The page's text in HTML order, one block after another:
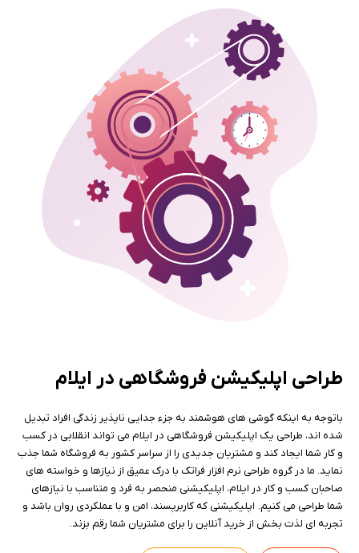
طراحی اپلیکیشن فروشگاهی در ایلام
باتوجه به اینکه گوشی های هوشمند به جزء جدایی ناپذیر زندگی افراد تبدیل
شده اند، طراحی یک اپلیکیشن فروشگاهی در ایلام می تواند انقلابی در کسب
و کار شما ایجاد کند و مشتریان جدیدی را از سراسر کشور به فروشگاه شما جذب
نماید. ما در گروه طراحی نرم افزار فراتک با درک عمیق از نیازها و خواسته های
صاحبان کسب و کار در ایلام، اپلیکیشنی منحصر به فرد و متناسب با نیازهای
شما طراحی می کنیم. اپلیکیشنی که کاربرپسند، امن و با عملکردی روان باشد و
تجربه ای لذت بخش از خرید آنلاین را برای مشتریان شما رقم بزند.